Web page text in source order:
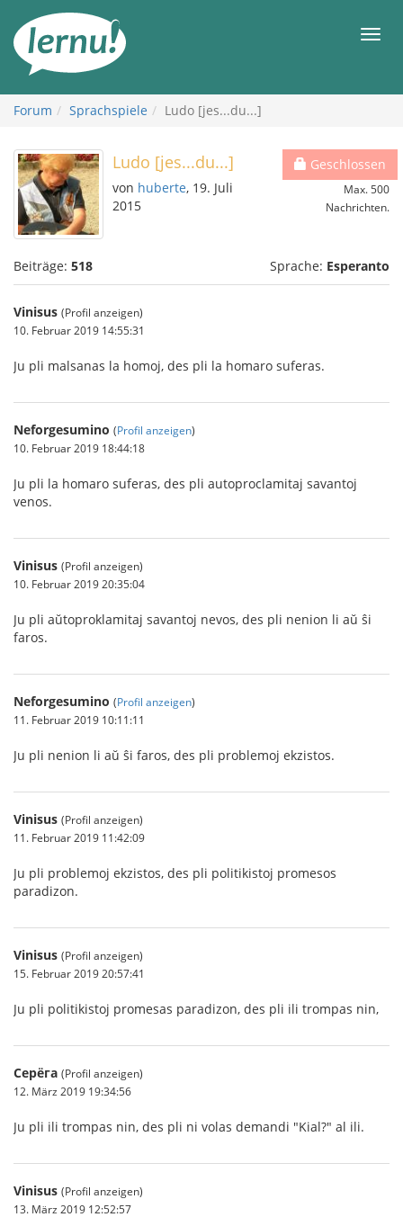
Inhalt
Forum Sprachspiele Ludo [jes...du...]
Geschlossen
Max. 500
Nachrichten.
Ludo [jes...du...]
von huberte, 19. Juli
2015
Beiträge: 518 Sprache: Esperanto
Vinisus (Profil anzeigen)
10. Februar 2019 14:55:31
Ju pli malsanas la homoj, des pli la homaro suferas.
Neforgesumino (Profil anzeigen)
10. Februar 2019 18:44:18
Ju pli la homaro suferas, des pli autoproclamitaj savantoj
venos.
Vinisus (Profil anzeigen)
10. Februar 2019 20:35:04
Ju pli aŭtoproklamitaj savantoj nevos, des pli nenion li aŭ ŝi
faros.
Neforgesumino (Profil anzeigen)
11. Februar 2019 10:11:11
Ju pli nenion li aŭ ŝi faros, des pli problemoj ekzistos.
Vinisus (Profil anzeigen)
11. Februar 2019 11:42:09
Ju pli problemoj ekzistos, des pli politikistoj promesos
paradizon.
Vinisus (Profil anzeigen)
15. Februar 2019 20:57:41
Ju pli politikistoj promesas paradizon, des pli ili trompas nin,
Серёга (Profil anzeigen)
12. März 2019 19:34:56
Ju pli ili trompas nin, des pli ni volas demandi "Kial?" al ili.
Vinisus (Profil anzeigen)
13. März 2019 12:52:57